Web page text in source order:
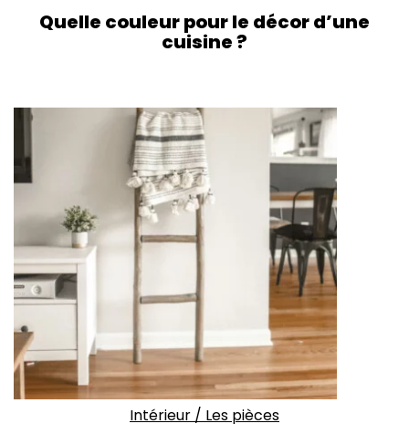
Quelle couleur pour le décor d’une
cuisine ?
Intérieur / Les pièces